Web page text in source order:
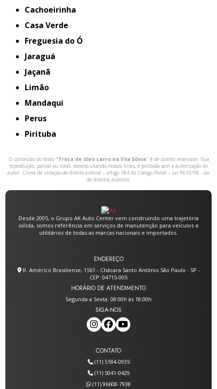
Cachoeirinha
Casa Verde
Freguesia do Ó
Jaraguá
Jaçanã
Limão
Mandaqui
Perus
Pirituba
O conteúdo do texto "Troca de óleo carro na Vila Sônia" é de direito reservado. Sua
reprodução, parcial ou total, mesmo citando nossos links, é proibida sem a autorização do
autor. Crime de violação de direito autoral – artigo 184 do Código Penal – Lei 9610/98 - Lei
de direitos autorais.
Desde 2005, o Grupo AK Auto Center vem construindo uma trajetória
sólida, somos referência em serviços de manutenção para veículos e
utilitários de todas as marcas nacionais e importados.
ENDEREÇO
R. Américo Brasiliense, 1561 - Chácara Santo Antônio São Paulo - SP -
CEP: 04715-005
HORÁRIO DE ATENDIMENTO
Segunda a Sexta: 08:00h às 18:00h
SIGA-NOS
CONTATO
(11) 5184-0935
(11) 5041-0429
(11) 96608-7938